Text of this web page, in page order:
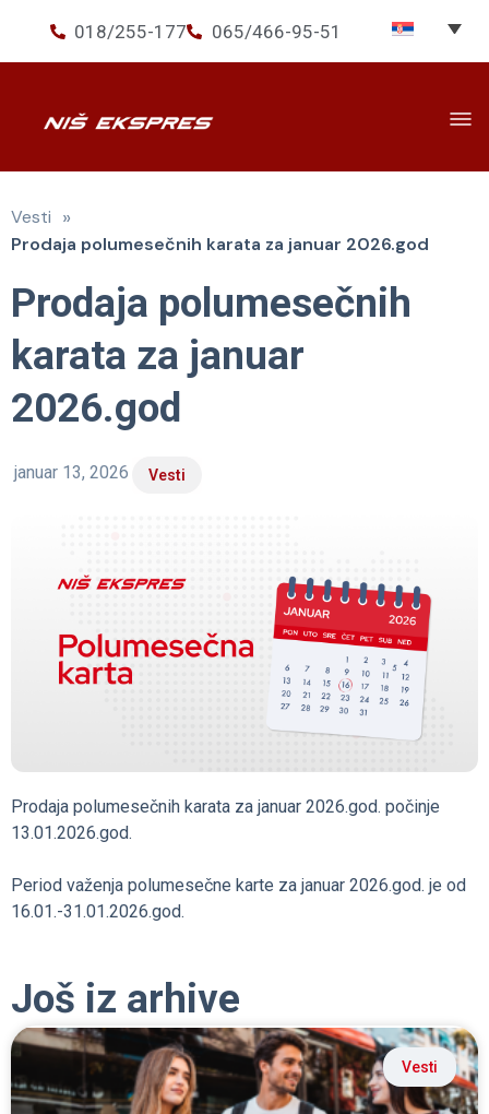
018/255-177 065/466-95-51
Usluge
O nama
Novosti
Vesti »
Prodaja polumesečnih karata za januar 2026.god
Prodaja polumesečnih
karata za januar
2026.god
januar 13, 2026 Vesti
Prodaja polumesečnih karata za januar 2026.god. počinje
13.01.2026.god.
Period važenja polumesečne karte za januar 2026.god. je od
16.01.-31.01.2026.god.
Još iz arhive
Vesti